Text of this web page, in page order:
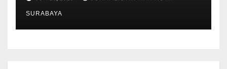
SURABAYA